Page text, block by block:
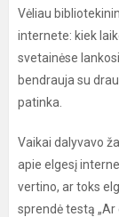
Vėliau
internete: kiek
svetainėse
bendrauja su
patinka.
Vaikai dalyvavo
apie elgesį
vertino, ar toks
sprendė testą